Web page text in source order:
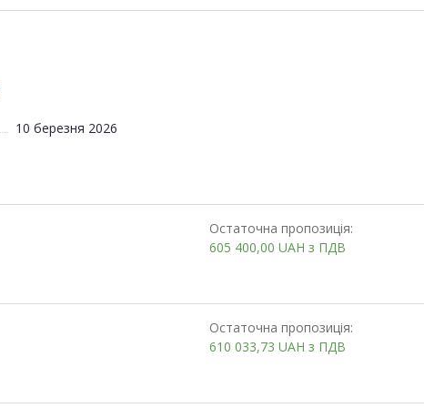
10 березня 2026
Остаточна пропозиція:
605 400,00 UAH з ПДВ
Остаточна пропозиція:
610 033,73 UAH з ПДВ